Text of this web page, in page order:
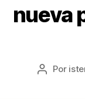
nueva
Autor
Por